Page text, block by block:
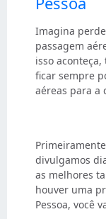
Imagina
passagem
isso
ficar sempre
aéreas para a
divulgamos
as melhores
houver uma
Pessoa, você